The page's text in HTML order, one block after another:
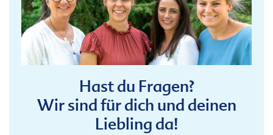
Hast du Fragen?
Wir sind für dich und deinen
Liebling da!